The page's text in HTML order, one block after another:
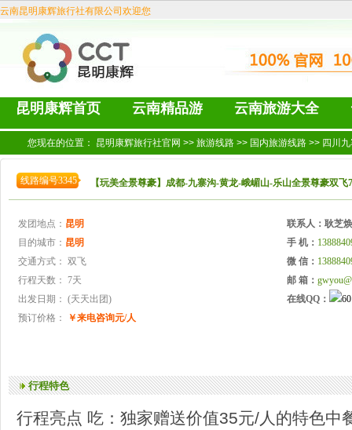
云南昆明康辉旅行社有限公司欢迎您
昆明康辉首页 云南精品游 云南旅游大全
您现在的位置： 昆明康辉旅行社官网 >> 旅游线路 >> 国内旅游线路 >> 四川
线路编号3345 【玩美全景尊豪】成都-九寨沟-黄龙-峨嵋山-乐山全景尊豪双飞
发团地点： 昆明
目的城市： 昆明
交通方式： 双飞
行程天数： 7天
出发日期： (天天出团)
预订价格：
￥来电咨询元/人
联系人： 耿芝焕
手 机：
微 信：
邮 箱：
在线QQ：
行程特色
行程亮点 吃：独家赠送价值35元/人的特色中